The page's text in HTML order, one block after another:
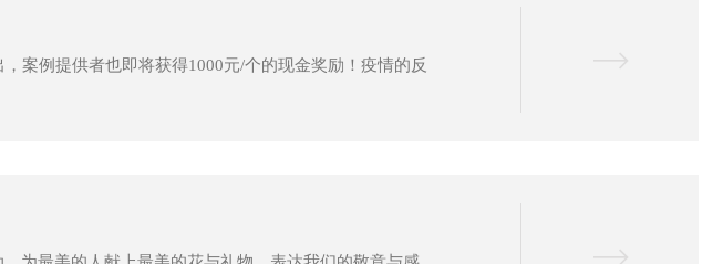
案例提供者也即将获得1000元/个的现金奖励！疫情的反